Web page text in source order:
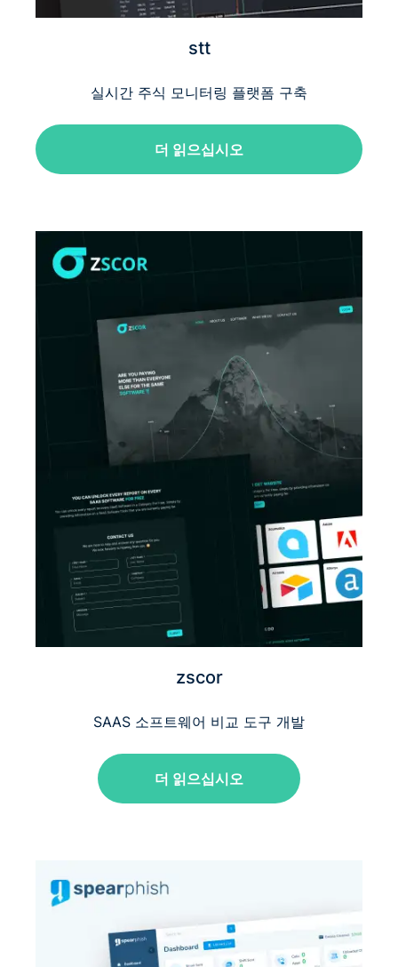
stt
실시간 주식 모니터링 플랫폼 구축
더 읽으십시오
zscor
SAAS 소프트웨어 비교 도구 개발
더 읽으십시오